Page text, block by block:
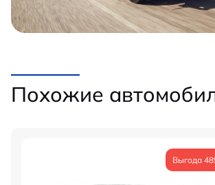
Похожие
Выгода